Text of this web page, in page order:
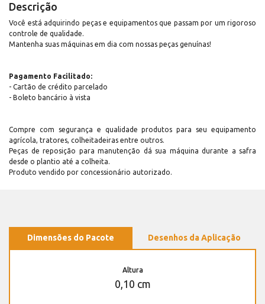
Descrição
Você está adquirindo peças e equipamentos que passam por um rigoroso
controle de qualidade.
Mantenha suas máquinas em dia com nossas peças genuínas!
Pagamento Facilitado:
- Cartão de crédito parcelado
- Boleto bancário à vista
Compre com segurança e qualidade produtos para seu equipamento
agrícola, tratores, colheitadeiras entre outros.
Peças de reposição para manutenção dá sua máquina durante a safra
desde o plantio até a colheita.
Produto vendido por concessionário autorizado.
Dimensões do Pacote Desenhos da Aplicação
Altura
0,10 cm